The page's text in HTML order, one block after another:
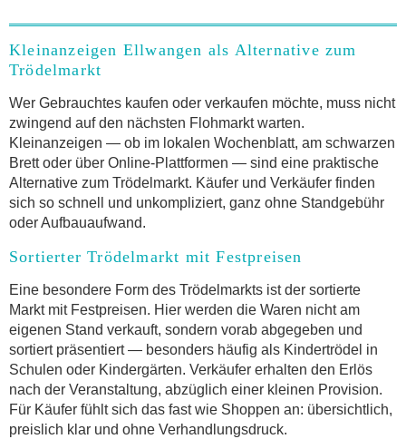
Kleinanzeigen Ellwangen als Alternative zum
Trödelmarkt
Wer Gebrauchtes kaufen oder verkaufen möchte, muss nicht
zwingend auf den nächsten Flohmarkt warten.
Kleinanzeigen — ob im lokalen Wochenblatt, am schwarzen
Brett oder über Online-Plattformen — sind eine praktische
Alternative zum Trödelmarkt. Käufer und Verkäufer finden
sich so schnell und unkompliziert, ganz ohne Standgebühr
oder Aufbauaufwand.
Sortierter Trödelmarkt mit Festpreisen
Eine besondere Form des Trödelmarkts ist der sortierte
Markt mit Festpreisen. Hier werden die Waren nicht am
eigenen Stand verkauft, sondern vorab abgegeben und
sortiert präsentiert — besonders häufig als Kindertrödel in
Schulen oder Kindergärten. Verkäufer erhalten den Erlös
nach der Veranstaltung, abzüglich einer kleinen Provision.
Für Käufer fühlt sich das fast wie Shoppen an: übersichtlich,
preislich klar und ohne Verhandlungsdruck.